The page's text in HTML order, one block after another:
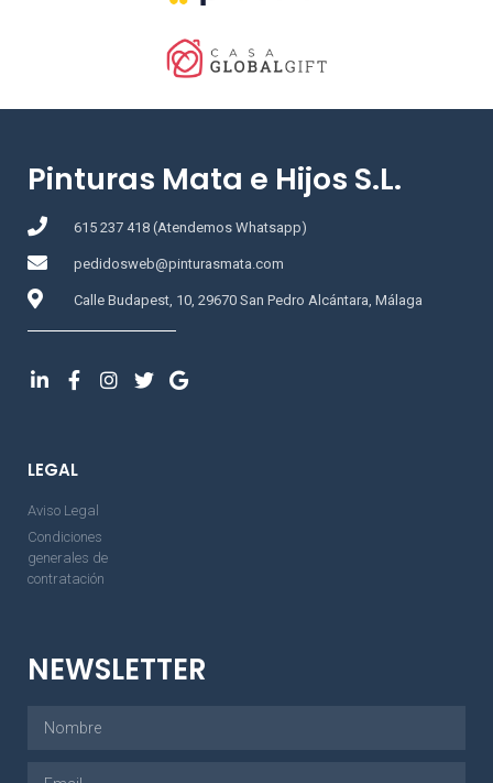
Pinturas Mata e Hijos S.L.
615 237 418 (Atendemos Whatsapp)
pedidosweb@pinturasmata.com
Calle Budapest, 10, 29670 San Pedro Alcántara, Málaga
LEGAL
Aviso Legal
Condiciones
generales de
contratación
NEWSLETTER